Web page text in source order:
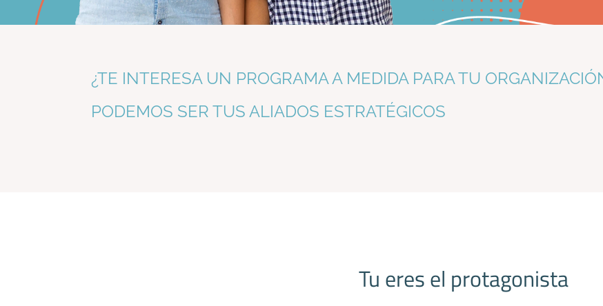
¿TE INTERESA UN PROGRAMA A MEDIDA PARA TU
PODEMOS SER TUS ALIADOS ESTRATÉGICOS
Tu eres el protagonista